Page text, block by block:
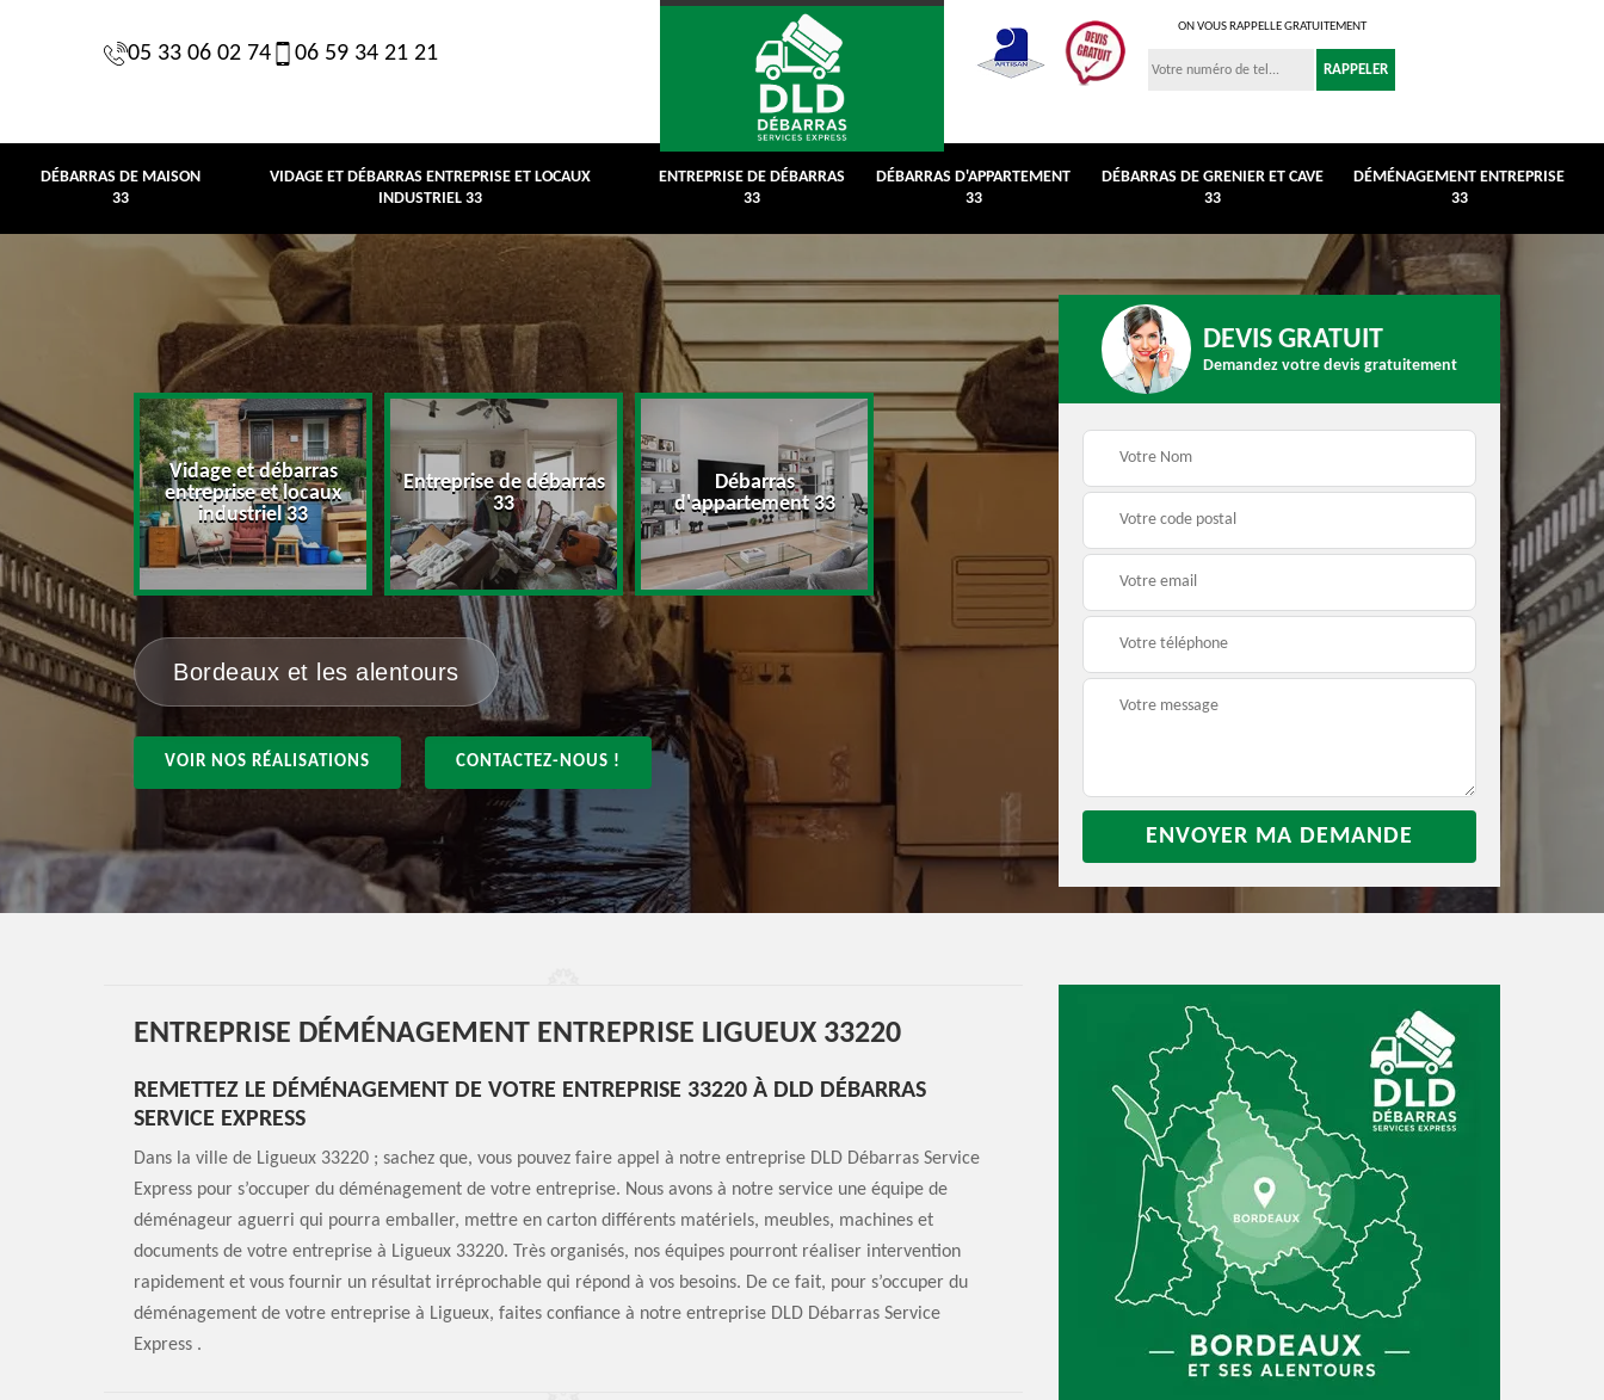
05 33 06 02 74 06 59 34 21 21
ON VOUS RAPPELLE GRATUITEMENT
DÉBARRAS DE MAISON
33
VIDAGE ET DÉBARRAS ENTREPRISE ET LOCAUX
INDUSTRIEL 33
ENTREPRISE DE DÉBARRAS
33
DÉBARRAS D'APPARTEMENT
33
DÉBARRAS DE GRENIER ET CAVE
33
DÉMÉNAGEMENT ENTREPRISE
33
maison 33
Vidage et débarras
entreprise et locaux
industriel 33
Entreprise de débarras
33
Débarras
d'appartement 33
Débarras de grenier et
Déménagement
Débarras de maison
Bordeaux et les alentours
VOIR NOS RÉALISATIONS CONTACTEZ-NOUS !
DEVIS GRATUIT
Demandez votre devis gratuitement
ENTREPRISE DÉMÉNAGEMENT ENTREPRISE LIGUEUX 33220
REMETTEZ LE DÉMÉNAGEMENT DE VOTRE ENTREPRISE 33220 À DLD DÉBARRAS
SERVICE EXPRESS
Dans la ville de Ligueux 33220 ; sachez que, vous pouvez faire appel à notre entreprise DLD Débarras Service
Express pour s’occuper du déménagement de votre entreprise. Nous avons à notre service une équipe de
déménageur aguerri qui pourra emballer, mettre en carton différents matériels, meubles, machines et
documents de votre entreprise à Ligueux 33220. Très organisés, nos équipes pourront réaliser intervention
rapidement et vous fournir un résultat irréprochable qui répond à vos besoins. De ce fait, pour s’occuper du
déménagement de votre entreprise à Ligueux, faites confiance à notre entreprise DLD Débarras Service
Express .